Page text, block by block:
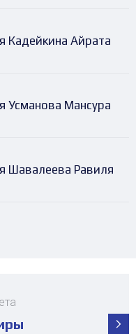
Кадейкина Айрата
Усманова Мансура
Шавалеева Равиля